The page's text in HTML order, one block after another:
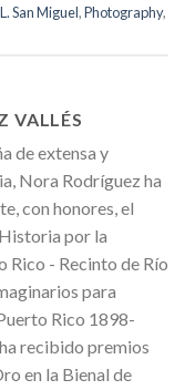
San Miguel,Photography,
VALLÉS
de extensa y
Nora Rodríguez ha
con honores, el
por la
Rico - Recinto de Río
para
Rico 1898-
recibido premios
en la Bienal de